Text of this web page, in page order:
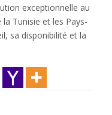
exceptionnelle au
Tunisie et les Pays-
sa disponibilité et la